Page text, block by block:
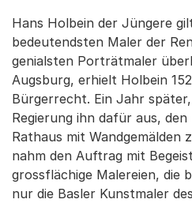
Hans Holbein der Jüngere
bedeutendsten Maler der
genialsten Porträtmaler
Augsburg, erhielt Holbein
Bürgerrecht. Ein Jahr
Regierung ihn dafür aus,
Rathaus mit Wandgemälden
nahm den Auftrag mit
grossflächige Malereien, die
nur die Basler Kunstmaler